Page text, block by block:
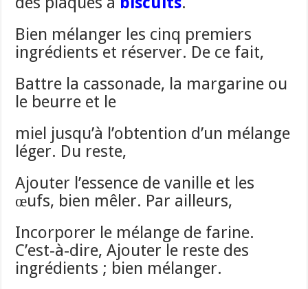
Bien mélanger les cinq premiers
ingrédients et réserver. De ce fait,
Battre la cassonade, la margarine ou
le beurre et le
miel jusqu’à l’obtention d’un mélange
léger. Du reste,
Ajouter l’essence de vanille et les
œufs, bien mêler. Par ailleurs,
Incorporer le mélange de farine.
C’est-à-dire, Ajouter le reste des
ingrédients ; bien mélanger.